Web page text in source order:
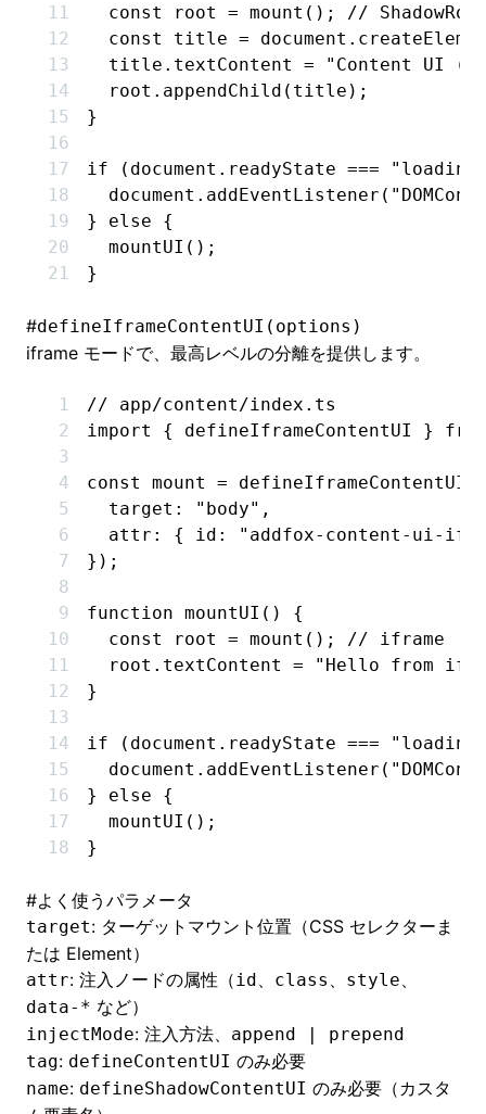
  const
root = mount ();
//
  const
title = document
  title
.textContent = "Content UI
  root
.appendChild (title);
}
if ( document .readyState ===
  document
.addEventListener (
} else {
  mountUI
();
}
#defineIframeContentUI(options)
iframe モードで、最高レベルの分離を提供します。
// app/content/index.ts
import
{ defineIframeContentUI }
const mount = defineIframeContentUI
  target
: "body" ,
  attr
: { id :
"addfox-content-ui-
});
function mountUI () {
  const
root = mount ();
// iframe ドキ
  root
.textContent = "Hello from
}
if ( document .readyState ===
  document
.addEventListener (
} else {
  mountUI
();
}
#よく使うパラメータ
target: ターゲットマウント位置（CSS セレクターま
たは Element）
attr: 注入ノードの属性（ id class style
data-* など）
injectMode: 注入方法、 append | prepend
tag: defineContentUI のみ必要
name: defineShadowContentUI のみ必要（カスタ